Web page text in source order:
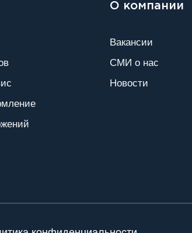
О компании
Вакансии
СМИ о нас
Новости